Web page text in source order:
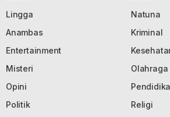
Lingga
Natuna
Anambas
Kriminal
Entertainment
Misteri
Olahraga
Opini
Politik
Religi